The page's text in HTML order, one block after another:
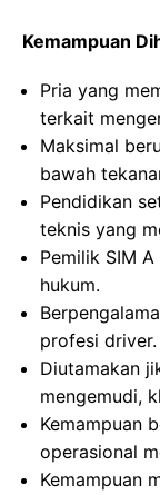
Kemampuan
Pria yang
terkait
Maksimal
bawah
Pendidikan
teknis yang
Pemilik SIM
hukum.
profesi driver.
Diutamakan
mengemudi,
Kemampuan
operasional
Kemampuan